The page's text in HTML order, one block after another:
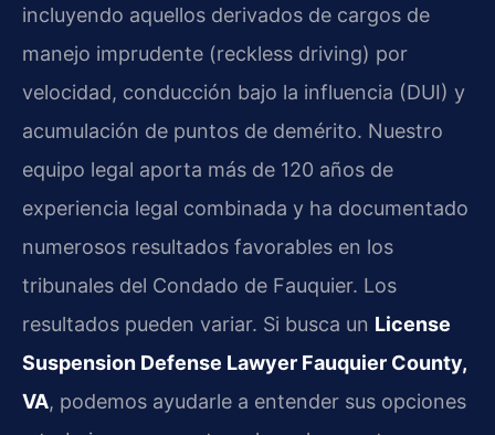
incluyendo aquellos derivados de cargos de
manejo imprudente (reckless driving) por
velocidad, conducción bajo la influencia (DUI) y
acumulación de puntos de demérito. Nuestro
equipo legal aporta más de 120 años de
experiencia legal combinada y ha documentado
numerosos resultados favorables en los
tribunales del Condado de Fauquier. Los
resultados pueden variar. Si busca un License
Suspension Defense Lawyer Fauquier County,
VA, podemos ayudarle a entender sus opciones